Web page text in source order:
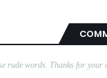
rude words. Thanks for your